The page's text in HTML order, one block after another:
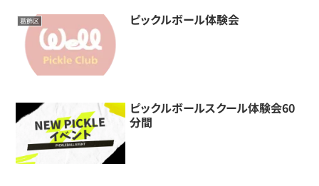
葛飾区 ピックルボール体験会
ピックルボールスクール体験会60
分間